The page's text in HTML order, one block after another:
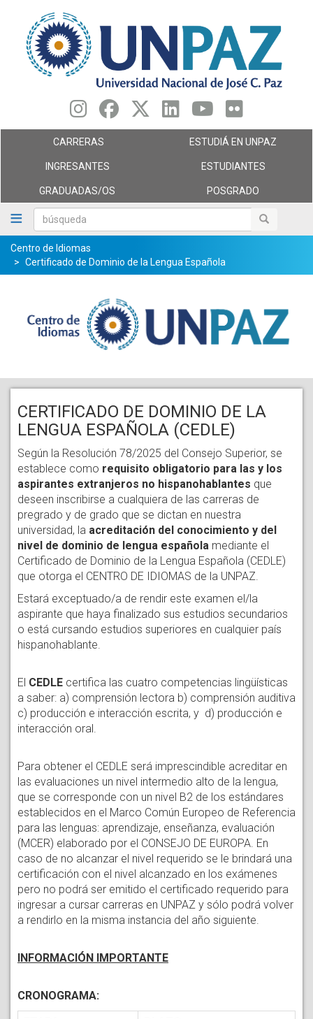
contenido
principal
búsqueda búsqueda
CARRERAS ESTUDIÁ EN UNPAZ
INGRESANTES ESTUDIANTES
GRADUADAS/OS POSGRADO
Centro de Idiomas
Certificado de Dominio de la Lengua Española
CERTIFICADO DE DOMINIO DE LA
LENGUA ESPAÑOLA (CEDLE)
Según la Resolución 78/2025 del Consejo Superior, se
establece como requisito obligatorio para las y los
aspirantes extranjeros no hispanohablantes que
deseen inscribirse a cualquiera de las carreras de
pregrado y de grado que se dictan en nuestra
universidad, la acreditación del conocimiento y del
nivel de dominio de lengua española mediante el
Certificado de Dominio de la Lengua Española (CEDLE)
que otorga el CENTRO DE IDIOMAS de la UNPAZ.
Estará exceptuado/a de rendir este examen el/la
aspirante que haya finalizado sus estudios secundarios
o está cursando estudios superiores en cualquier país
hispanohablante.
El CEDLE certifica las cuatro competencias lingüísticas
a saber: a) comprensión lectora b) comprensión auditiva
c) producción e interacción escrita, y d) producción e
interacción oral.
Para obtener el CEDLE será imprescindible acreditar en
las evaluaciones un nivel intermedio alto de la lengua,
que se corresponde con un nivel B2 de los estándares
establecidos en el Marco Común Europeo de Referencia
para las lenguas: aprendizaje, enseñanza, evaluación
(MCER) elaborado por el CONSEJO DE EUROPA. En
caso de no alcanzar el nivel requerido se le brindará una
certificación con el nivel alcanzado en los exámenes
pero no podrá ser emitido el certificado requerido para
ingresar a cursar carreras en UNPAZ y sólo podrá volver
a rendirlo en la misma instancia del año siguiente.
INFORMACIÓN IMPORTANTE
CRONOGRAMA: